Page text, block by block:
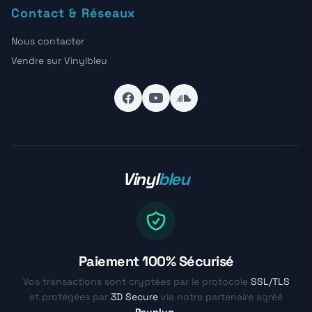
Contact & Réseaux
Nous contacter
Vendre sur Vinylbleu
Vinylbleu
Paiement 100% Sécurisé
Vos transactions sont cryptées par le protocole SSL/TLS
et protégées par 3D Secure via notre partenaire agréé